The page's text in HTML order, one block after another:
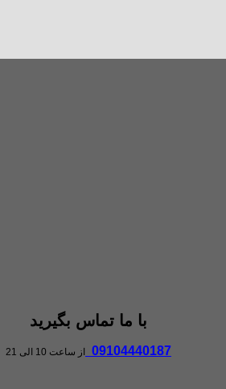
با ما تماس بگیرید
09104440187 از ساعت 10 الی 21